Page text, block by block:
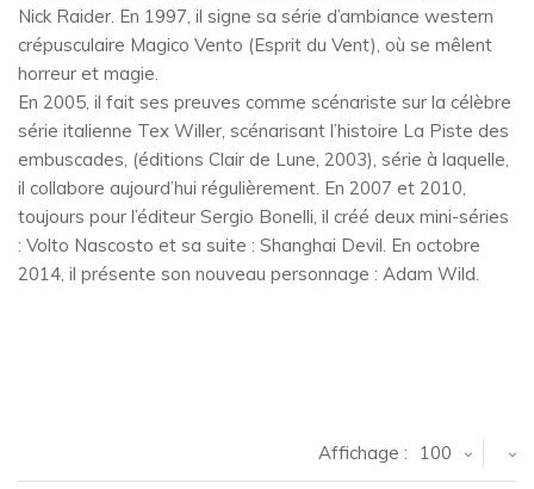
Nick Raider. En 1997, il signe sa série d’ambiance western
crépusculaire Magico Vento (Esprit du Vent), où se mêlent
horreur et magie.
En 2005, il fait ses preuves comme scénariste sur la célèbre
série italienne Tex Willer, scénarisant l’histoire La Piste des
embuscades, (éditions Clair de Lune, 2003), série à laquelle,
il collabore aujourd’hui régulièrement. En 2007 et 2010,
toujours pour l’éditeur Sergio Bonelli, il créé deux mini-séries
: Volto Nascosto et sa suite : Shanghai Devil. En octobre
2014, il présente son nouveau personnage : Adam Wild.
Affichage : 100